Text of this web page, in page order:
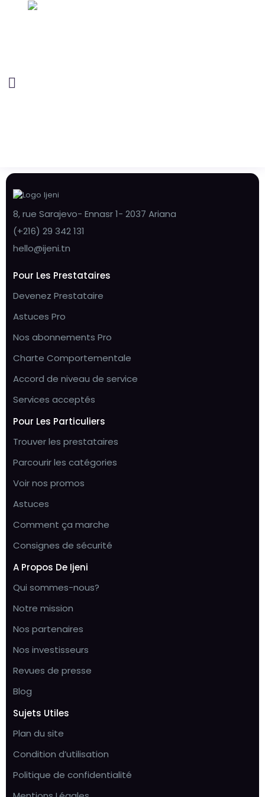
8, rue Sarajevo- Ennasr 1- 2037 Ariana
(+216) 29 342 131
hello@ijeni.tn
Pour Les Prestataires
Devenez Prestataire
Astuces Pro
Nos abonnements Pro
Charte Comportementale
Accord de niveau de service
Services acceptés
Pour Les Particuliers
Trouver les prestataires
Parcourir les catégories
Voir nos promos
Astuces
Comment ça marche
Consignes de sécurité
A Propos De Ijeni
Qui sommes-nous?
Notre mission
Nos partenaires
Nos investisseurs
Revues de presse
Blog
Sujets Utiles
Plan du site
Condition d’utilisation
Politique de confidentialité